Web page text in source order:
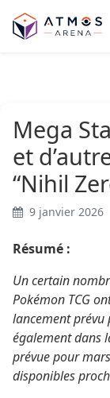
Aller au contenu
Mega
et
“Nihil
9 janvier 2026
Résumé :
Un certain
Pokémon TCG
lancement prévu
également dans
prévue pour
disponibles